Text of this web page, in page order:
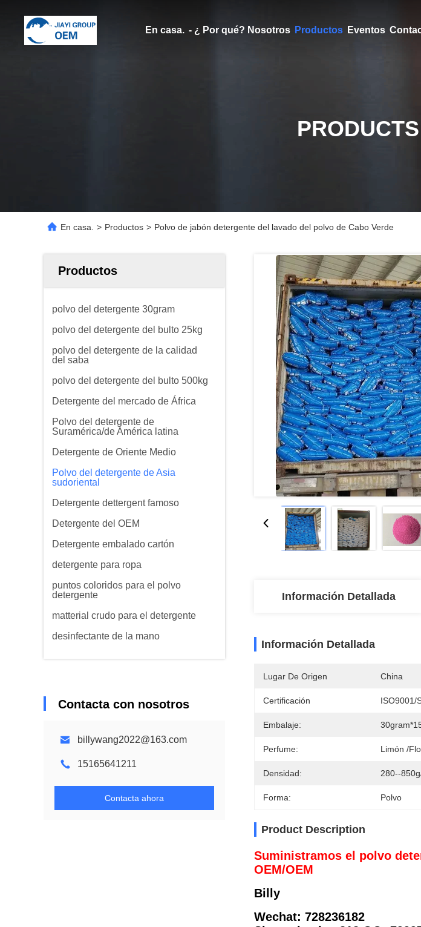
En casa. - ¿ Por qué? Nosotros Productos Eventos
En casa. > Productos > Polvo de jabón detergente del lavado del polvo de Cabo Verde
Productos
polvo del detergente 30gram
polvo del detergente del bulto 25kg
polvo del detergente de la calidad
del saba
polvo del detergente del bulto 500kg
Detergente del mercado de África
Polvo del detergente de
Suramérica/de América latina
Detergente de Oriente Medio
Polvo del detergente de Asia
sudoriental
Detergente dettergent famoso
Detergente del OEM
Detergente embalado cartón
detergente para ropa
puntos coloridos para el polvo
detergente
matterial crudo para el detergente
desinfectante de la mano
Contacta con nosotros
billywang2022@163.com
15165641211
Contacta ahora
Información Detallada
Información Detallada
Lugar De Origen China
Certificación ISO9001/
Embalaje:
Perfume: Limón /
Densidad: 280--
Forma: Polvo
Product Description
Suministramos el polvo
OEM/OEM
Billy
Wechat: 728236182